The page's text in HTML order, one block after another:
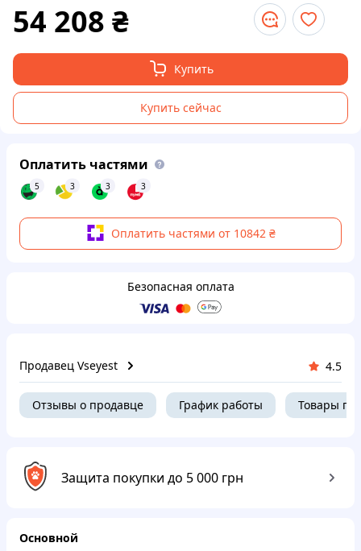
54 208 ₴
Купить
Купить сейчас
Оплатить частями
5 3 3 3
Оплатить частями от 10842 ₴
Безопасная оплата
Продавец Vseyest 4.5
Отзывы о продавце График работы Товары
Защита покупки до 5 000 грн
Основной